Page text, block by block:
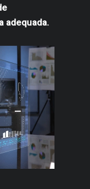
adequada.